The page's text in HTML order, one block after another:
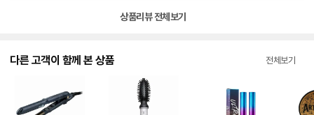
상품리뷰 전체보기
다른 고객이 함께 본 상품 전체보기